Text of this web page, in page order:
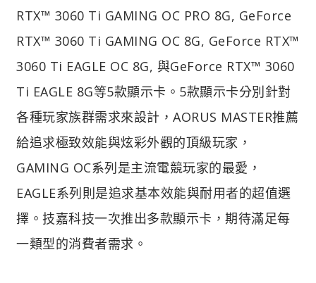
RTX™ 3060 Ti GAMING OC PRO 8G, GeForce
RTX™ 3060 Ti GAMING OC 8G, GeForce RTX™
3060 Ti EAGLE OC 8G, 與GeForce RTX™ 3060
Ti EAGLE 8G等5款顯示卡。5款顯示卡分別針對
各種玩家族群需求來設計，AORUS MASTER推薦
給追求極致效能與炫彩外觀的頂級玩家，
GAMING OC系列是主流電競玩家的最愛，
EAGLE系列則是追求基本效能與耐用者的超值選
擇。技嘉科技一次推出多款顯示卡，期待滿足每
一類型的消費者需求。